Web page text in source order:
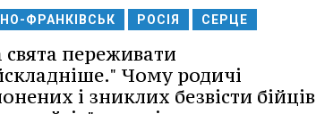
ФРАНКІВСЬК РОСІЯ СЕРЦЕ
свята переживати
Чому родичі
і зниклих безвісти бійців